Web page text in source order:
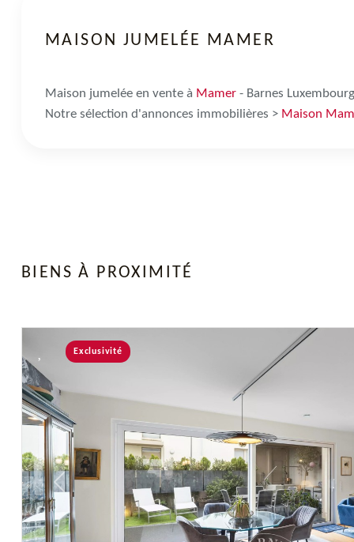
MAISON JUMELÉE MAMER
Maison jumelée en vente à Mamer - Barnes Luxembourg
Notre sélection d'annonces immobilières > Maison
BIENS À PROXIMITÉ
Previous
Exclusivité